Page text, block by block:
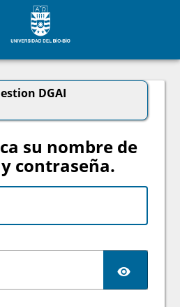
CAS
DGAI
su nombre de
contraseña.